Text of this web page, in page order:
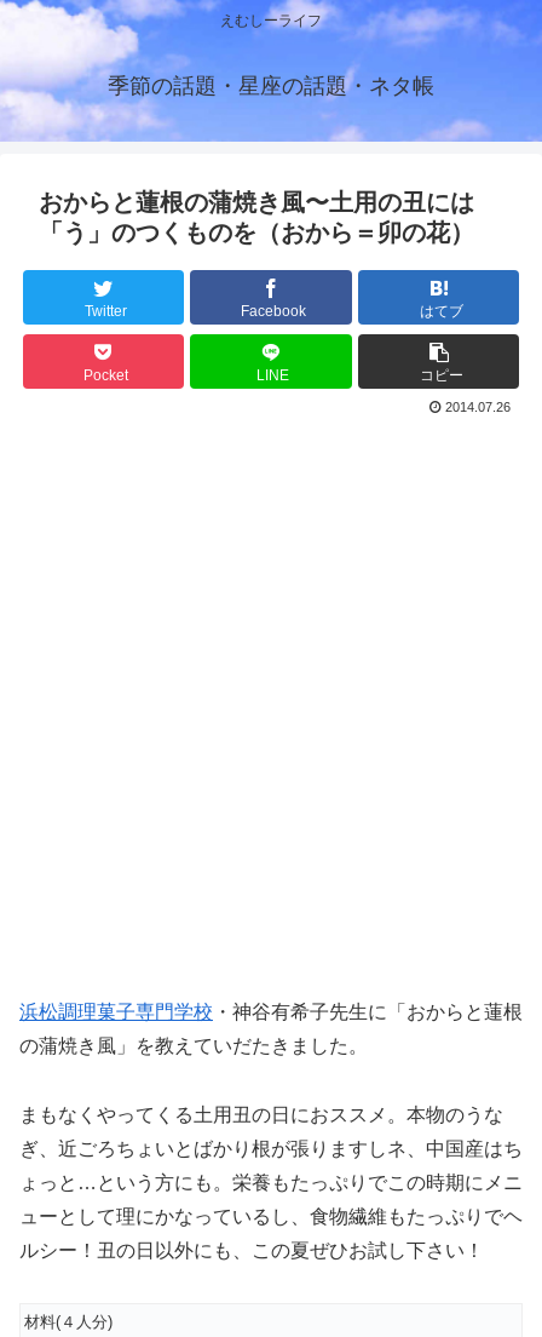
えむしーライフ
季節の話題・星座の話題・ネタ帳
おからと蓮根の蒲焼き風〜土用の丑には
「う」のつくものを（おから＝卯の花）
Twitter Facebook はてブ
Pocket LINE コピー
2014.07.26
浜松調理菓子専門学校 ・神谷有希子先生に「おからと蓮根
の蒲焼き風」を教えていだたきました。
まもなくやってくる土用丑の日におススメ。本物のうな
ぎ、近ごろちょいとばかり根が張りますしネ、中国産はち
ょっと…という方にも。栄養もたっぷりでこの時期にメニ
ューとして理にかなっているし、食物繊維もたっぷりでヘ
ルシー！丑の日以外にも、この夏ぜひお試し下さい！
材料(４人分)